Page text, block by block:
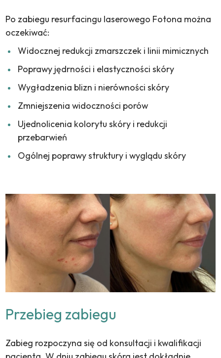
Po zabiegu resurfacingu laserowego Fotona można
oczekiwać:
Widocznej redukcji zmarszczek i linii mimicznych
Poprawy jędrności i elastyczności skóry
Wygładzenia blizn i nierówności skóry
Zmniejszenia widoczności porów
Ujednolicenia kolorytu skóry i redukcji
przebarwień
Ogólnej poprawy struktury i wyglądu skóry
Przebieg zabiegu
Zabieg rozpoczyna się od konsultacji i kwalifikacji